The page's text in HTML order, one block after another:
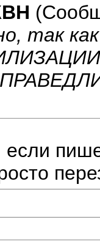
так как
если